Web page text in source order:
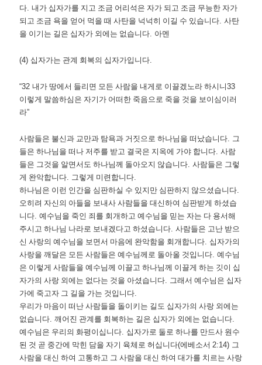
다.내가 십자가를 지고 조금 어리석은 자가 되고 조금 무능한 자가
되고 조금 욕을 얻어 먹을 때 사탄을 넉넉히 이길 수 있습니다.사탄
을 이기는 길은 십자가 외에는 없습니다. 아멘
(4) 십자가는 관계 회복의 십자가입니다.
“32내가 땅에서 들리면 모든 사람을 내게로 이끌겠노라 하시니33
이렇게 말씀하심은 자기가 어떠한 죽음으로 죽을 것을 보이심이러
라”
사람들은 불신과 교만과 탐욕과 거짓으로 하나님을 떠났습니다. 그
들은 하나님을 떠나 저주를 받고 결국은 지옥에 가야 합니다.사람
들은 그것을 알면서도 하나님께 돌아오지 않습니다.사람들은 그렇
게 완악합니다. 그렇게 미련합니다.
하나님은 이런 인간을 심판하실 수 있지만 심판하지 않으셨습니다.
오히려 자신의 아들을 보내사 사람들을 대신하여 심판받게 하셨습
니다.예수님을 죽인 죄를 회개하고 예수님을 믿는 자는 다 용서해
주시고 하나님 나라로 보내겠다고 하셨습니다.사람들은 고난 받으
신 사랑의 예수님을 보면서 마음에 완악함을 회개합니다. 십자가의
사랑을 깨달은 모든 사람들은 예수님께로 돌아올 것입니다.예수님
은 이렇게 사람들을 예수님께 이끌고 하나님께 이끌게 하는 깃이 십
자가의 사랑 외에는 없다는 것을 아셨습니다. 그래서 예수님은 십자
가에 죽고자 그 길을 가는 것입니다.
우리가 마음이 떠난 사람들을 돌이키는 길도 십자가의 사랑 외에는
없습니다.깨어진 관계를 회복하는 길은 십자가 외에는 없습니다.
예수님은 우리의 화평이십니다. 십자가로 둘로 하나를 만드사 원수
된 것 곧 중간에 막힌 담을 자기 육체로 허십니다(에베소서2:14) 그
사람을 대신 하여 고통하고 그 사람을 대신 하여 대가를 치르는 사랑